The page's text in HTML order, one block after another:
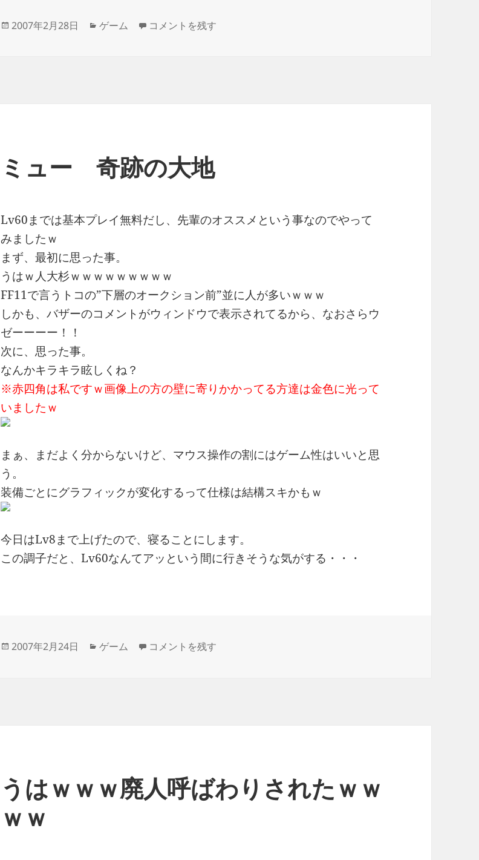
投
2007年2月28日
カ
ゲーム [Mu]レベル200以上の場所 に
コメントを残す
ミュー 奇跡の大地
Lv60までは基本プレイ無料だし、先輩のオススメという事なのでやって
みましたｗ
まず、最初に思った事。
うはｗ人大杉ｗｗｗｗｗｗｗｗｗ
FF11で言うトコの”下層のオークション前”並に人が多いｗｗｗ
しかも、バザーのコメントがウィンドウで表示されてるから、なおさらウ
ゼーーーー！！
次に、思った事。
なんかキラキラ眩しくね？
※赤四角は私ですｗ画像上の方の壁に寄りかかってる方達は金色に光って
いましたｗ
まぁ、まだよく分からないけど、マウス操作の割にはゲーム性はいいと思
う。
装備ごとにグラフィックが変化するって仕様は結構スキかもｗ
今日はLv8まで上げたので、寝ることにします。
この調子だと、Lv60なんてアッという間に行きそうな気がする・・・
投
2007年2月24日
カ
ゲーム ミュー 奇跡の大地 に
コメントを残す
うはｗｗｗ廃人呼ばわりされたｗｗ
ｗｗ